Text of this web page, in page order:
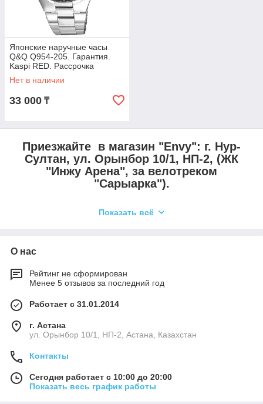
Японские наручные часы
Q&Q Q954-205. Гарантия.
Kaspi RED. Рассрочка
Нет в наличии
33 000 ₸
Приезжайте в магазин "Envy": г. Нур-
Султан, ул. Орынбор 10/1, НП-2, (ЖК
"Инжу Арена", за велотреком
"Сарыарка").
или приятный подарок для близких!
Показать всё
О нас
Рейтинг не сформирован
Менее 5 отзывов за последний год
Работает с 31.01.2014
г. Астана
ул. Орынбор 10/1, НП-2, Астана, Казахстан
Контакты
Сегодня работает с 10:00 до 20:00
Показать весь график работы